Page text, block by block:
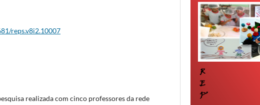
reps.v8i2.10007
realizada com cinco professores da rede